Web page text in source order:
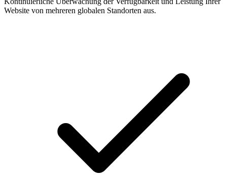
Website von mehreren globalen Standorten aus.